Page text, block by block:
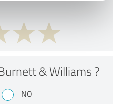
& Williams ?
NO